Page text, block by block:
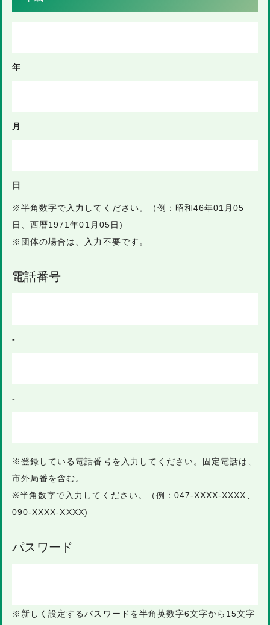
年
月
日
※半角数字で入力してください。（例：昭和46年01月05
日、西暦1971年01月05日)
※団体の場合は、入力不要です。
電話番号
-
-
※登録している電話番号を入力してください。固定電話は、
市外局番を含む。
※半角数字で入力してください。（例：047-XXXX-XXXX、
090-XXXX-XXXX)
パスワード
※新しく設定するパスワードを半角英数字6文字から15文字